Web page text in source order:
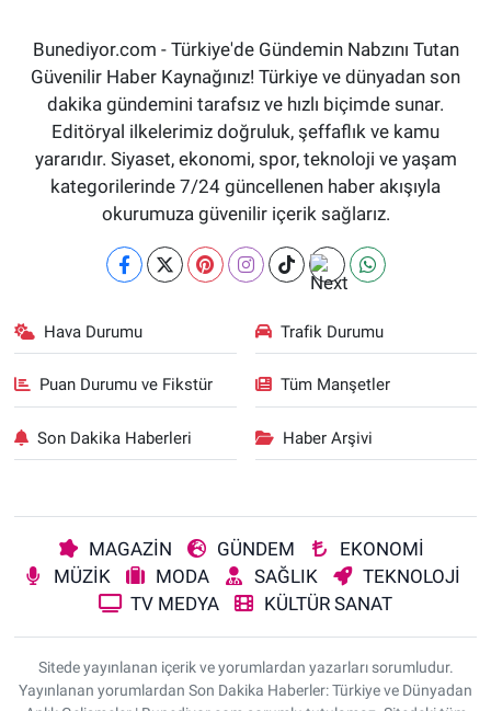
Bunediyor.com - Türkiye'de Gündemin Nabzını Tutan
Güvenilir Haber Kaynağınız! Türkiye ve dünyadan son
dakika gündemini tarafsız ve hızlı biçimde sunar.
Editöryal ilkelerimiz doğruluk, şeffaflık ve kamu
yararıdır. Siyaset, ekonomi, spor, teknoloji ve yaşam
kategorilerinde 7/24 güncellenen haber akışıyla
okurumuza güvenilir içerik sağlarız.
Hava Durumu Trafik Durumu
Puan Durumu ve Fikstür Tüm Manşetler
Son Dakika Haberleri Haber Arşivi
MAGAZİN GÜNDEM
EKONOMİ
MÜZİK
MODA SAĞLIK
TEKNOLOJİ
TV MEDYA
KÜLTÜR SANAT
Sitede yayınlanan içerik ve yorumlardan yazarları sorumludur.
Yayınlanan yorumlardan Son Dakika Haberler: Türkiye ve Dünyadan